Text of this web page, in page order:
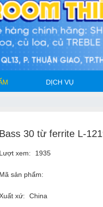
DỊCH VỤ
Bass 30 từ ferrite L-
Lượt xem: 1935
Mã sản phẩm:
xứ: China